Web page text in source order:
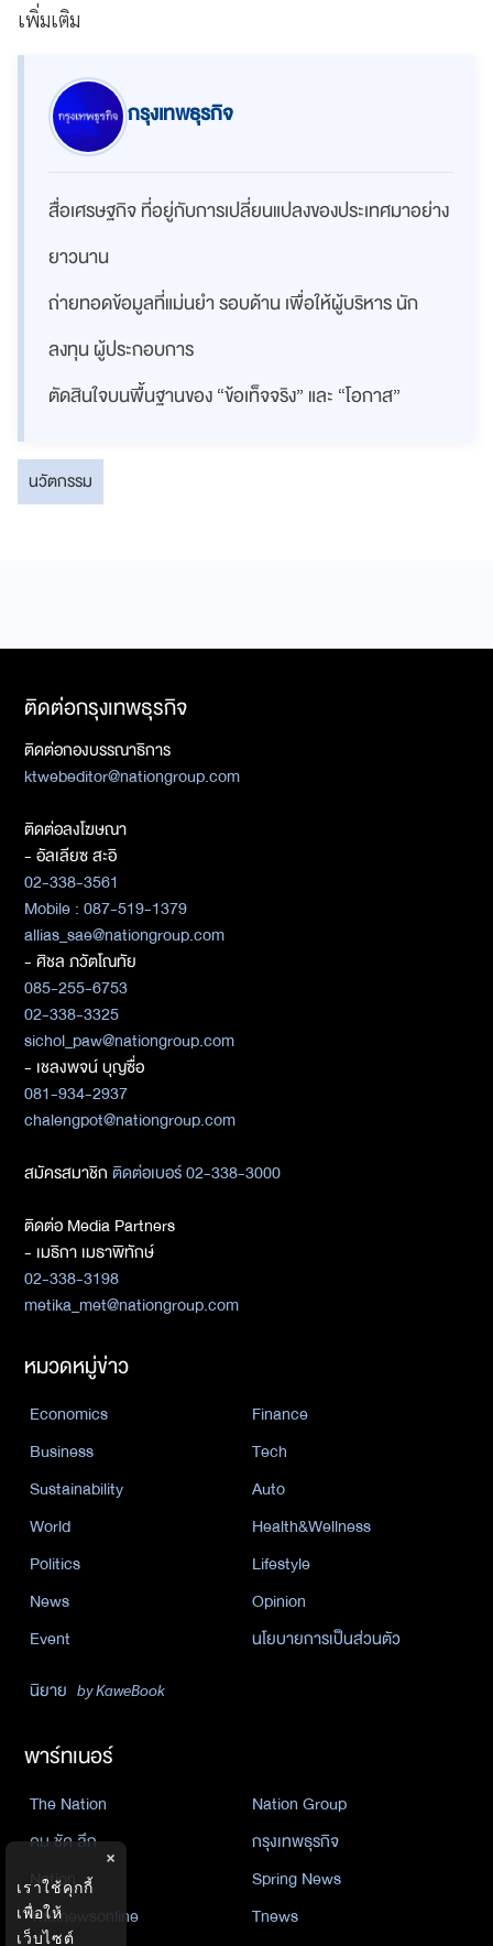
เพิ่มเติม
กรุงเทพธุรกิจ
สื่อเศรษฐกิจ ที่อยู่กับการเปลี่ยนแปลงของประเทศมาอย่าง
ยาวนาน
ถ่ายทอดข้อมูลที่แม่นยำ รอบด้าน เพื่อให้ผู้บริหาร นัก
ลงทุน ผู้ประกอบการ
ตัดสินใจบนพื้นฐานของ “ข้อเท็จจริง” และ “โอกาส”
นวัตกรรม
ติดต่อกรุงเทพธุรกิจ
ติดต่อกองบรรณาธิการ
ktwebeditor@nationgroup.com
ติดต่อลงโฆษณา
- อัลเลียซ สะอิ
02-338-3561
Mobile : 087-519-1379
allias_sae@nationgroup.com
- ศิชล ภวัตโณทัย
085-255-6753
02-338-3325
sichol_paw@nationgroup.com
- เชลงพจน์ บุญซื่อ
081-934-2937
chalengpot@nationgroup.com
สมัครสมาชิกติดต่อเบอร์ 02-338-3000
ติดต่อ Media Partners
- เมธิกา เมธาพิทักษ์
02-338-3198
metika_met@nationgroup.com
หมวดหมู่ข่าว
Economics
Finance
Business
Tech
Sustainability
Auto
World
Health&Wellness
Politics
Lifestyle
News
Opinion
Event
นโยบายการเป็นส่วนตัว
นิยาย by KaweBook
พาร์ทเนอร์
The Nation
Nation Group
คม ชัด ลึก
กรุงเทพธุรกิจ
Nation
Spring News
Thainewsonline
Tnews
×
เราใช้คุกกี้
เพื่อให้
เว็บไซต์